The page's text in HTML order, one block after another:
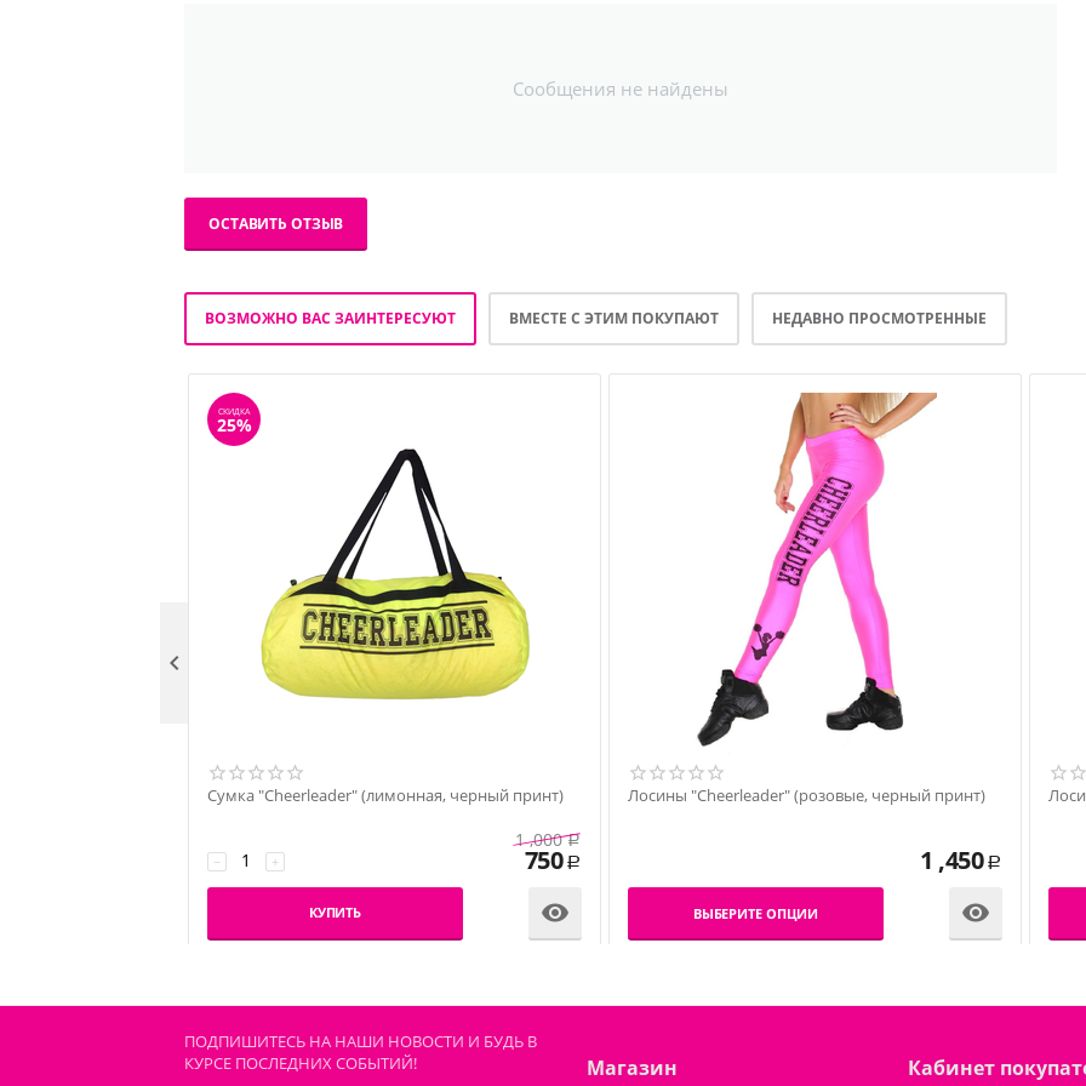
Сообщения не найдены
ОСТАВИТЬ ОТЗЫВ
ВОЗМОЖНО ВАС ЗАИНТЕРЕСУЮТ ВМЕСТЕ С ЭТИМ ПОКУПАЮТ НЕДАВНО ПРОСМОТРЕННЫЕ
СКИДКА
25%
Сумка "Cheerleader" (лимонная, черный принт)
+
−
1 ,000 Р
750 Р
КУПИТЬ 
Лосины "Cheerleader" (розовые, черный принт)
1 ,450 Р
ВЫБЕРИТЕ ОПЦИИ 

ПОДПИШИТЕСЬ НА НАШИ НОВОСТИ И БУДЬ В
КУРСЕ ПОСЛЕДНИХ СОБЫТИЙ!
Магазин Кабинет